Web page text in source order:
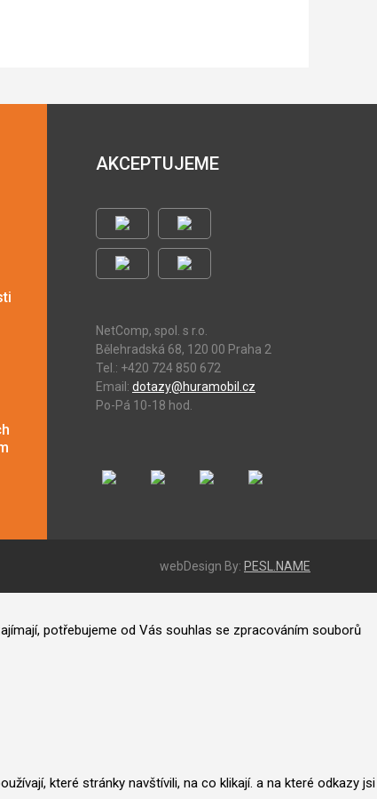
AKCEPTUJEME
NetComp, spol. s r.o.
Bělehradská 68, 120 00 Praha 2
Tel.: +420 724 850 672
Email: dotazy@huramobil.cz
Po-Pá 10-18 hod.
webDesign By: PESL.NAME
potřebujeme od Vás souhlas se zpracováním souborů
které stránky navštívili, na co klikají. a na které odkazy jsi